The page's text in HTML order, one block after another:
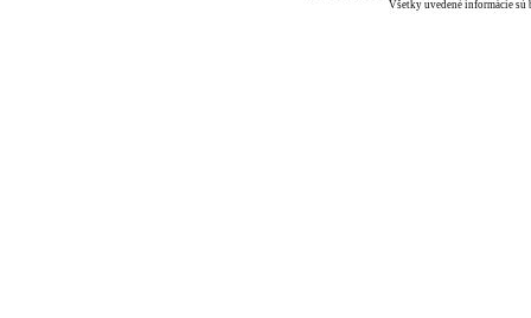
Všetky uvedené informácie sú